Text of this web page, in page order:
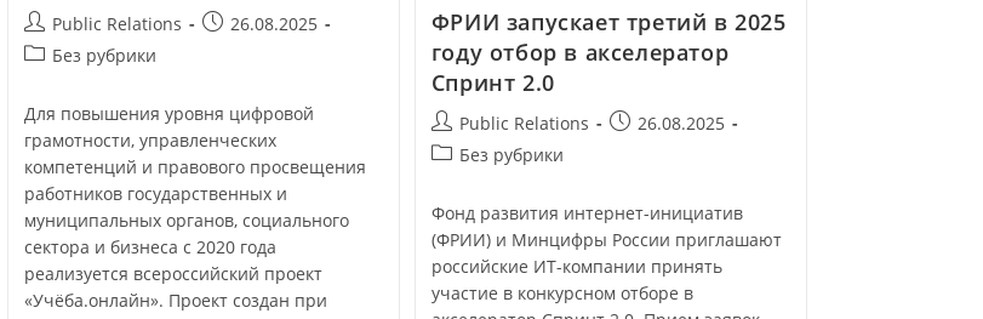
Public Relations
26.08.2025
Без рубрики
Для повышения уровня цифровой
грамотности, управленческих
компетенций и правового просвещения
работников государственных и
муниципальных органов, социального
сектора и бизнеса с 2020 года
реализуется всероссийский проект
«Учёба.онлайн». Проект создан при
ФРИИ запускает третий в 2025
году отбор в акселератор
Спринт 2.0
Public Relations
26.08.2025
Без рубрики
Фонд развития интернет-инициатив
(ФРИИ) и Минцифры России приглашают
российские ИТ-компании принять
участие в конкурсном отборе в